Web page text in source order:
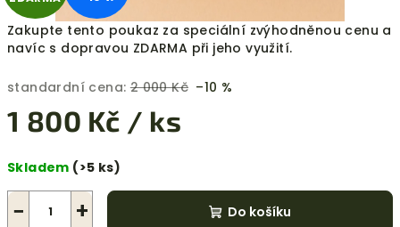
Zakupte tento poukaz za speciální zvýhodněnou cenu a
navíc s dopravou ZDARMA při jeho využití.
standardní cena: 2 000 Kč –10 %
1 800 Kč / ks
cena:
Skladem (>5 ks)
+
− Do košíku
D
A
R
M
A